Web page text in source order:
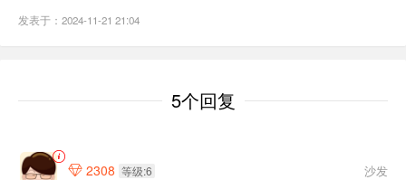
发表于：2024-11-21 21:04
5个回复
 2308 等级:6 沙发